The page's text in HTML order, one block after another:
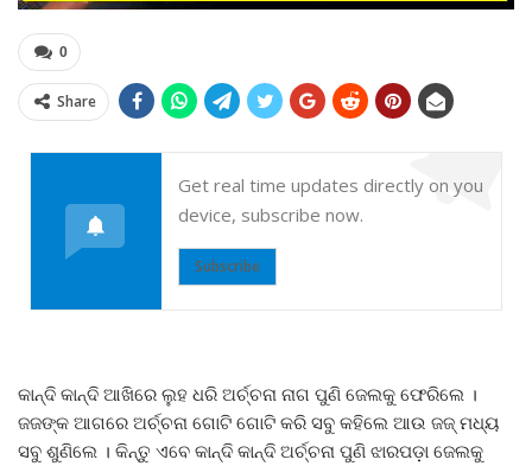
0
Share
Get real time updates directly on you
device, subscribe now.
Subscribe
କାନ୍ଦି କାନ୍ଦି ଆଖିରେ ଲୁହ ଧରି ଅର୍ଚ୍ଚନା ନାଗ ପୁଣି ଜେଲକୁ ଫେରିଲେ ।
ଜଜଙ୍କ ଆଗରେ ଅର୍ଚ୍ଚନା ଗୋଟି ଗୋଟି କରି ସବୁ କହିଲେ ଆଉ ଜଜ୍ ମଧ୍ୟ
ସବୁ ଶୁଣିଲେ । କିନ୍ତୁ ଏବେ କାନ୍ଦି କାନ୍ଦି ଅର୍ଚ୍ଚନା ପୁଣି ଝାରପଡ଼ା ଜେଲକୁ